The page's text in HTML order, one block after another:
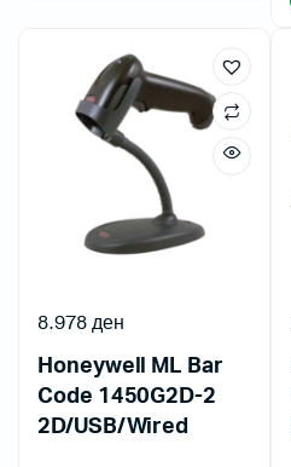
Honeywell ML Bar
Code 1450G2D-2
2D/USB/Wired
8.978ден